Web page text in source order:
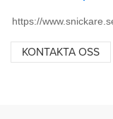
KONTAKTA OSS